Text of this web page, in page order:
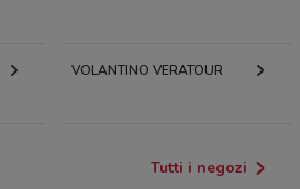
VOLANTINO VERATOUR
Tutti i negozi